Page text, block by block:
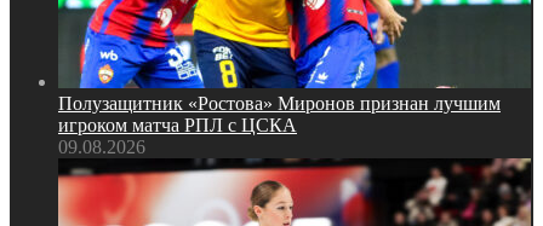
Полузащитник «Ростова» Миронов признан лучшим
игроком матча РПЛ с ЦСКА
09.08.2026